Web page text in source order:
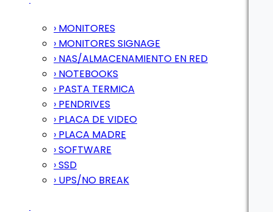
› MONITORES
› MONITORES SIGNAGE
› NAS/ALMACENAMIENTO EN RED
› NOTEBOOKS
› PASTA TERMICA
› PENDRIVES
› PLACA DE VIDEO
› PLACA MADRE
› SOFTWARE
› SSD
› UPS/NO BREAK